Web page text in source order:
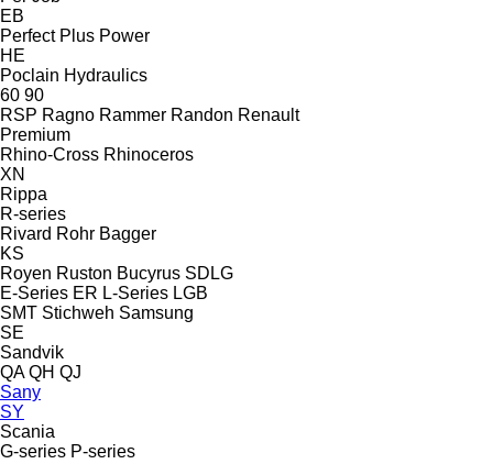
EB
Perfect Plus Power
HE
Poclain Hydraulics
60 90
RSP Ragno Rammer Randon Renault
Premium
Rhino-Cross Rhinoceros
XN
Rippa
R-series
Rivard Rohr Bagger
KS
Royen Ruston Bucyrus SDLG
E-Series ER L-Series LGB
SMT Stichweh Samsung
SE
Sandvik
QA QH QJ
Sany
SY
Scania
G-series P-series